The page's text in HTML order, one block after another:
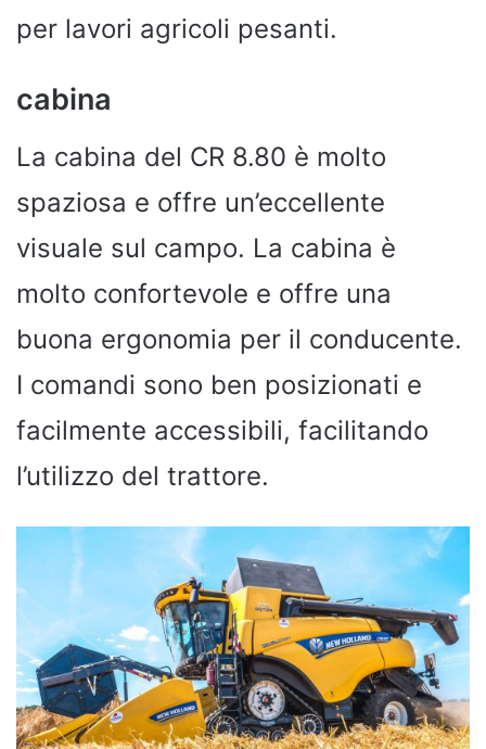
per lavori agricoli pesanti.
cabina
La cabina del CR 8.80 è molto
spaziosa e offre un’eccellente
visuale sul campo. La cabina è
molto confortevole e offre una
buona ergonomia per il conducente.
I comandi sono ben posizionati e
facilmente accessibili, facilitando
l’utilizzo del trattore.